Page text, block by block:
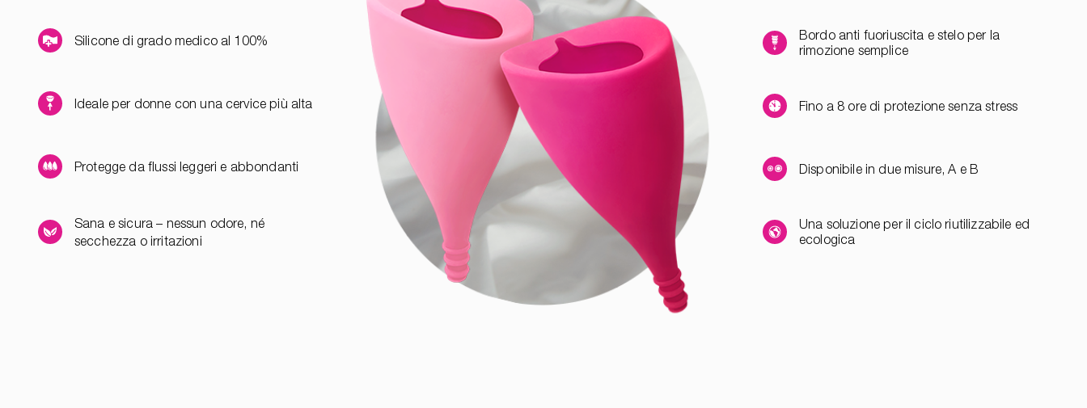
Silicone di grado medico al 100%
Ideale per donne con una cervice più alta
Protegge da flussi leggeri e abbondanti
Sana e sicura – nessun odore, né
secchezza o irritazioni
Bordo anti fuoriuscita e stelo per la
rimozione semplice
Fino a 8 ore di protezione senza stress
Disponibile in due misure, A e B
Una soluzione per il ciclo riutilizzabile ed
ecologica